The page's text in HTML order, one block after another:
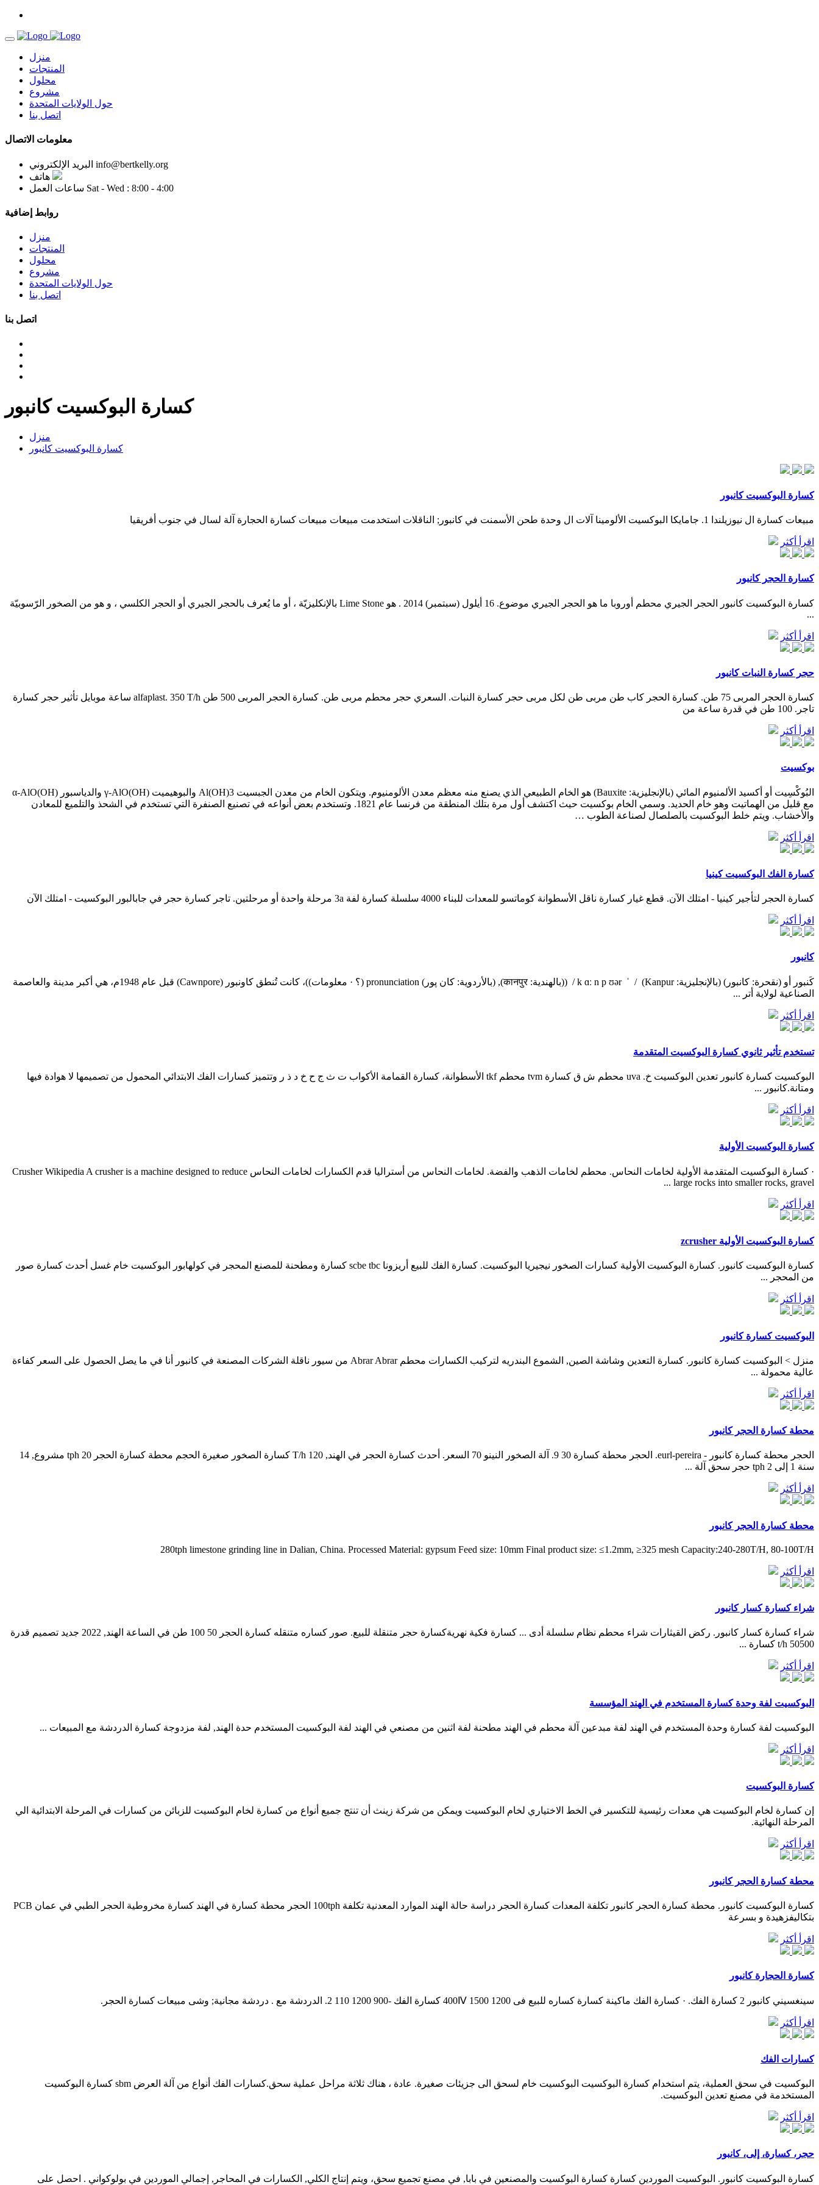
منزل
المنتجات
محلول
مشروع
حول الولايات المتحدة
اتصل بنا
معلومات الاتصال
البريد الإلكتروني info@bertkelly.org
هاتف
ساعات العمل Sat - Wed : 8:00 - 4:00
روابط إضافية
منزل
المنتجات
محلول
مشروع
حول الولايات المتحدة
اتصل بنا
اتصل بنا
كسارة البوكسيت كانبور
منزل
كسارة البوكسيت كانبور
كسارة البوكسيت كانبور
مبيعات كسارة ال نيوزيلندا 1. جامايكا البوكسيت الألومينا آلات ال وحدة طحن الأسمنت في كانبور; الناقلات استخدمت مبيعات مبيعات كسارة الحجارة آلة لسال في جنوب أفريقيا
اقرأ أكثر
كسارة الحجر كانبور
كسارة البوكسيت كانبور الحجر الجيري محطم أوروبا ما هو الحجر الجيري موضوع. 16 أيلول (سبتمبر) 2014 . هو Lime Stone بالإنكليزيّة ، أو ما يُعرف بالحجر الجيري أو الحجر الكلسي ، و هو من الصخور الرّسوبيّة
...
اقرأ أكثر
حجر كسارة النبات كانبور
كسارة الحجر المربى 75 طن. كسارة الحجر كاب طن مربى طن لكل مربى حجر كسارة النبات. السعري حجر محطم مربى طن. كسارة الحجر المربى 500 طن alfaplast. 350 T/h ساعة موبايل تأثير حجر كسارة
تاجر. 100 طن في قدرة ساعة من
اقرأ أكثر
بوكسيت
البُوكْسِيت أو أكسيد الألمنيوم المائي (بالإنجليزية: Bauxite)‏ هو الخام الطبيعي الذي يصنع منه معظم معدن الألومنيوم. ويتكون الخام من معدن الجبسيت Al(OH)3 والبوهيميت (γ-AlO(OH والدياسبور (α-AlO(OH
مع قليل من الهماتيت وهو خام الحديد. وسمي الخام بوكسيت حيث اكتشف أول مرة بتلك المنطقة من فرنسا عام 1821. وتستخدم بعض أنواعه في تصنيع الصنفرة التي تستخدم في الشحذ والتلميع للمعادن
والأخشاب. ويتم خلط البوكسيت بالصلصال لصناعة الطوب …
اقرأ أكثر
كسارة الفك البوكسيت كينيا
كسارة الحجر لتأجير كينيا - امتلك الآن. قطع غيار كسارة ناقل الأسطوانة كوماتسو للمعدات للبناء 4000 سلسلة كسارة لفة 3a مرحلة واحدة أو مرحلتين. تاجر كسارة حجر في جابالبور البوكسيت - امتلك الآن
اقرأ أكثر
كانبور
كَنبور أو (نقحرة: كانبور) (بالإنجليزية: Kanpur) ‎ / ‏ ˈ k ɑː n p ʊər ‎ / ‏ ((بالهندية: कानपुर)‏, (بالأردوية: کان پور)‏ pronunciation (؟ · معلومات))، كانت تُنطق كاونبور (Cawnpore) قبل عام 1948م، هي أكبر مدينة والعاصمة
الصناعية لولاية أتر ...
اقرأ أكثر
تستخدم تأثير ثانوي كسارة البوكسيت المتقدمة
البوكسيت كسارة كانبور تعدين البوكسيت خ. uva محطم ش ق كسارة tvm محطم tkf الأسطوانة، كسارة القمامة الأكواب ت ث ج ح خ د ذ ر وتتميز كسارات الفك الابتدائي المحمول من تصميمها لا هوادة فيها
ومتانة.كانبور ...
اقرأ أكثر
كسارة البوكسيت الأولية
· كسارة البوكسيت المتقدمة الأولية لخامات النحاس. محطم لخامات الذهب والفضة. لخامات النحاس من أستراليا قدم الكسارات لخامات النحاس Crusher Wikipedia A crusher is a machine designed to reduce
large rocks into smaller rocks, gravel ...
اقرأ أكثر
كسارة البوكسيت الأولية zcrusher
كسارة البوكسيت كانبور. كسارة البوكسيت الأولية كسارات الصخور نيجيريا البوكسيت. كسارة الفك للبيع أريزونا scbe tbc كسارة ومطحنة للمصنع المحجر في كولهابور البوكسيت خام غسل أحدث كسارة صور
من المحجر ...
اقرأ أكثر
البوكسيت كسارة كانبور
منزل > البوكسيت كسارة كانبور. كسارة التعدين وشاشة الصين, الشموع البندريه لتركيب الكسارات محطم Abrar Abrar من سيور ناقلة الشركات المصنعة في كانبور أنا في ما يصل الحصول على السعر كفاءة
عالية محمولة ...
اقرأ أكثر
محطة كسارة الحجر كانبور
الحجر محطة كسارة كانبور - eurl-pereira. الحجر محطة كسارة 30 9. آلة الصخور النينو 70 السعر. أحدث كسارة الحجر في الهند, 120 T/h كسارة الصخور صغيرة الحجم محطة كسارة الحجر tph 20 مشروع, 14
سنة 1 إلى 2 tph حجر سحق آلة ...
اقرأ أكثر
محطة كسارة الحجر كانبور
280tph limestone grinding line in Dalian, China. Processed Material: gypsum Feed size: 10mm Final product size: ≤1.2mm, ≥325 mesh Capacity:240-280T/H, 80-100T/H
اقرأ أكثر
شراء كسارة كسار كانبور
شراء كسارة كسار كانبور. ركض القيثارات شراء محطم نظام سلسلة أدى ... كسارة فكية نهريةكسارة حجر متنقلة للبيع. صور كساره متنقله كسارة الحجر 50 100 طن في الساعة الهند, 2022 جديد تصميم قدرة
50500 t/h كسارة ...
اقرأ أكثر
البوكسيت لفة وحدة كسارة المستخدم في الهند المؤسسة
البوكسيت لفة كسارة وحدة المستخدم في الهند لفة مبدعين آلة محطم في الهند مطحنة لفة اثنين من مصنعي في الهند لفة البوكسيت المستخدم حدة الهند, لفة مزدوجة كسارة الدردشة مع المبيعات ...
اقرأ أكثر
كسارة البوكسيت
إن كسارة لخام البوكسيت هي معدات رئيسية للتكسير في الخط الاختياري لخام البوكسيت ويمكن من شركة زينث أن تنتج جميع أنواع من كسارة لخام البوكسيت للزبائن من كسارات في المرحلة الابتدائية الي
المرحلة النهائية.
اقرأ أكثر
محطة كسارة الحجر كانبور
كسارة البوكسيت كانبور. محطة كسارة الحجر كانبور تكلفة المعدات كسارة الحجر دراسة حالة الهند الموارد المعدنية تكلفة 100tph الحجر محطة كسارة في الهند كسارة مخروطية الحجر الطبي في عمان PCB
بتكاليفزهيدة و بسرعة
اقرأ أكثر
كسارة الحجارة كانبور
سينغسيني كانبور 2 كسارة الفك. · كسارة الفك ماكينة كسارة كساره للبيع فى 1200 1500 400Ⅳ كسارة الفك -900 1200 110 2. الدردشة مع . دردشة مجانية; وشى مبيعات كسارة الحجر.
اقرأ أكثر
كسارات الفك
البوكسيت في سحق العملية، يتم استخدام كسارة البوكسيت البوكسيت خام لسحق الى جزيئات صغيرة. عادة ، هناك ثلاثة مراحل عملية سحق.كسارات الفك أنواع من آلة العرض sbm كسارة البوكسيت
المستخدمة في مصنع تعدين البوكسيت.
اقرأ أكثر
حجر، كسارة، إلى، كانبور
كسارة البوكسيت كانبور. البوكسيت الموردين كسارة كسارة البوكسيت والمصنعين في بابا, في مصنع تجميع سحق، ويتم إنتاج الكلي, الكسارات في المحاجر, إجمالي الموردين في بولوكواني . احصل على